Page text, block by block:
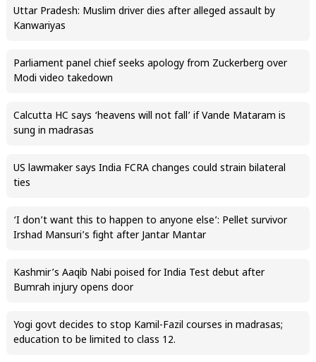
Uttar Pradesh: Muslim driver dies after alleged assault by
Kanwariyas
Parliament panel chief seeks apology from Zuckerberg over
Modi video takedown
Calcutta HC says ‘heavens will not fall’ if Vande Mataram is
sung in madrasas
US lawmaker says India FCRA changes could strain bilateral
ties
‘I don’t want this to happen to anyone else’: Pellet survivor
Irshad Mansuri’s fight after Jantar Mantar
Kashmir’s Aaqib Nabi poised for India Test debut after
Bumrah injury opens door
Yogi govt decides to stop Kamil-Fazil courses in madrasas;
education to be limited to class 12.